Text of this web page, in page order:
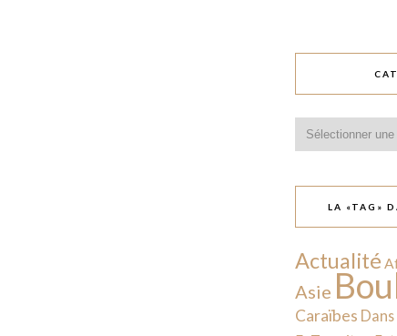
LA «TAG»
Actualité
Asie
Caraïbes